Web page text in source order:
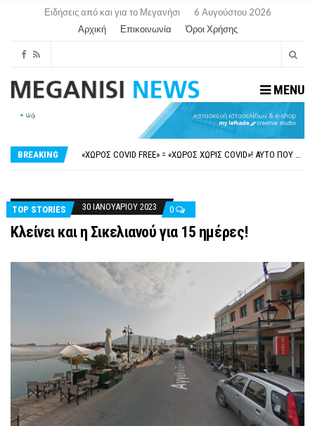
Ειδήσεις από και για το Μεγανήσι
6 Αυγούστου 2026
Αρχική
Επικοινωνία Όροι Χρήσης
MENU
BREAKING
ΝΥΔΡΊ:ΠΙΆΣΤΗΚΑΝ ΣΤΟ ΞΎΛΟ ΟΙ ΙΔΙΟΚΤΉΤΕΣ ΤΟΥΡΙΣΤΙΚΏΝ ΣΚΑΦΏΝ.
«ΧΏΡΟΣ COVID FREE» = «ΧΏΡΟΣ ΧΩΡΊΣ COVID»! ΑΥΤΌ ΠΟΥ ΚΑΝΕΊΣ ΔΕΝ ΈΧΕΙ ΤΟΛΜΉΣΕΙ ΝΑ ΡΩΤΉΣΕΙ
ΠΕΡΊ ΑΝΑΣΤΟΛΉΣ ΝΗΠΙΑΓΩΓΕΊΩΝ ΣΤΗ ΛΕΥΚΆΔΑ
TOP STORIES
30 ΙΑΝΟΥΑΡΊΟΥ 2023 0
Κλείνει και η Σικελιανού για 15 ημέρες!